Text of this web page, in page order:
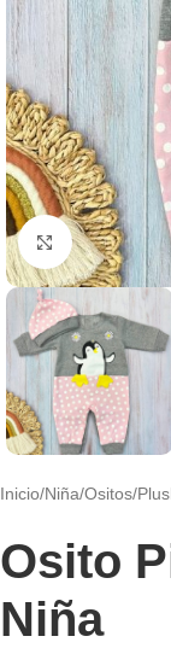
Clic para
Inicio/Niña/Ositos/
Osito
Niña